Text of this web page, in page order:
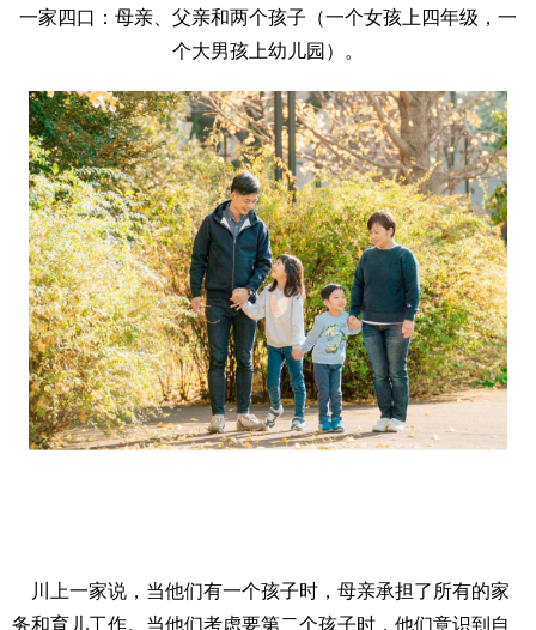
一家四口：母亲、父亲和两个孩子（一个女孩上四年级，一
个大男孩上幼儿园）。
川上一家说，当他们有一个孩子时，母亲承担了所有的家
务和育儿工作。当他们考虑要第二个孩子时，他们意识到自